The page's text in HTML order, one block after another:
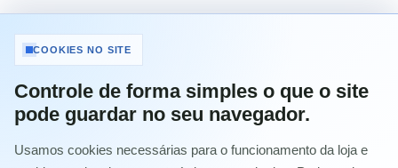
Imprimir
9,21 €com IVA
Quantidade
COOKIES NO SITE
Controle de forma simples o que o site
pode guardar no seu navegador.
Usamos cookies necessárias para o funcionamento da loja e